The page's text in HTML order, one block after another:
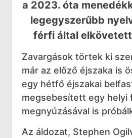
a 2023. óta
legegyszerűbb
férfi által
Zavargások törtek ki
már az előző éjszaka is
egy hétfő éjszakai
megsebesített egy helyi
megnyúzásával is
Az áldozat, Stephen